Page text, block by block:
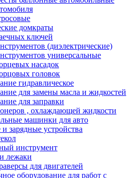
домкраты
ключей
(диэлектрические)
универсальные
насадок
головок
гидравлическое
для замены масла и жидкостей
для заправки
, охлаждающей жидкости
машинки для авто
зарядные устройства
инструмент
лежаки
для двигателей
оборудование для работ с